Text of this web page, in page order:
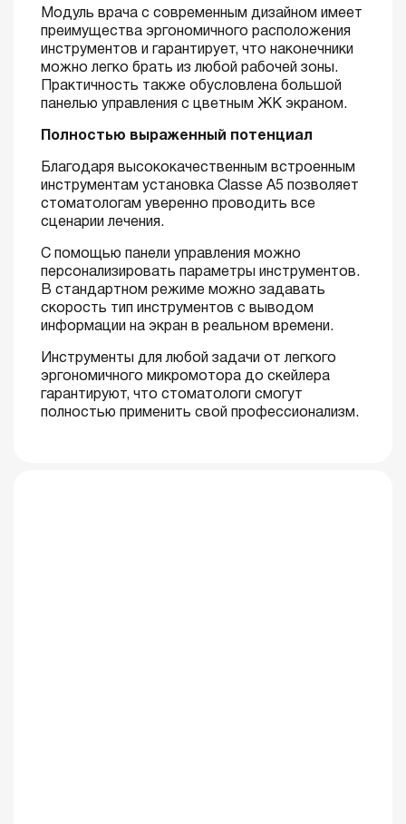
Модуль врача с современным дизайном имеет
преимущества эргономичного расположения
инструментов и гарантирует, что наконечники
можно легко брать из любой рабочей зоны.
Практичность также обусловлена большой
панелью управления с цветным ЖК экраном.
Полностью выраженный потенциал
Благодаря высококачественным встроенным
инструментам установка Classe A5 позволяет
стоматологам уверенно проводить все
сценарии лечения.
С помощью панели управления можно
персонализировать параметры инструментов.
В стандартном режиме можно задавать
скорость тип инструментов с выводом
информации на экран в реальном времени.
Инструменты для любой задачи от легкого
эргономичного микромотора до скейлера
гарантируют, что стоматологи смогут
полностью применить свой профессионализм.